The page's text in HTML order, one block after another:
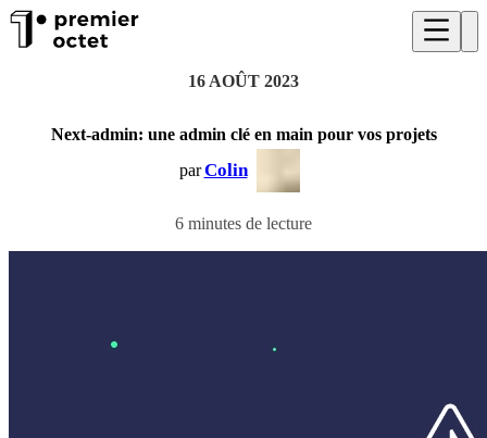
16 AOÛT 2023
Next-admin: une admin clé en main pour vos projets
par Colin
6 minutes de lecture